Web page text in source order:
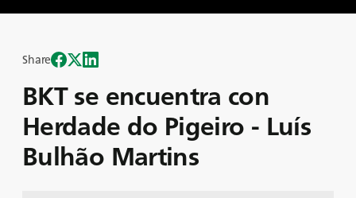
BKT se encuentra con
Herdade do Pigeiro - Luís
Bulhão Martins
Share